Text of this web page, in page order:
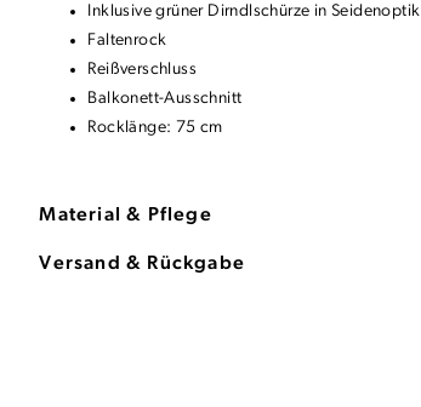
Inklusive grüner Dirndlschürze in Seidenoptik
Faltenrock
Reißverschluss
Balkonett-Ausschnitt
Rocklänge: 75 cm
Material & Pflege
Versand & Rückgabe